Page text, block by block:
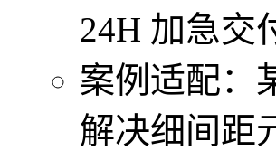
24H 加急交
案例适配：
解决细间距